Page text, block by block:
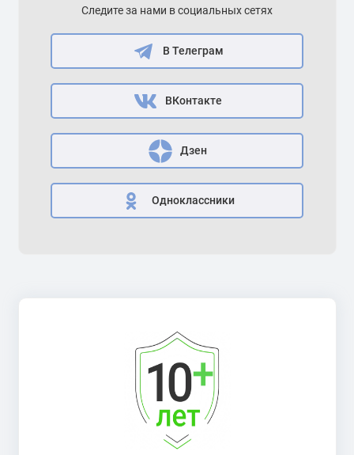
Следите за нами в социальных сетях
В Телеграм
ВКонтакте
Дзен
Одноклассники